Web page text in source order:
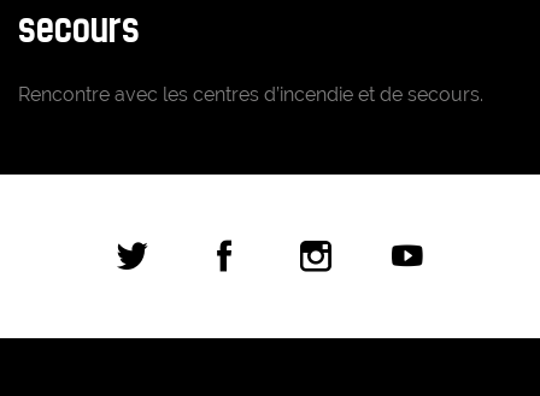
secours
Rencontre avec les centres d’incendie et de secours.
Réseaux sociaux